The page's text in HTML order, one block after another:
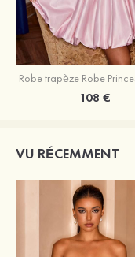
108 €
VU RÉCEMMENT